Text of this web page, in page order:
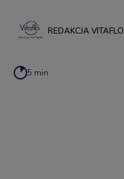
REDAKCJA VITAFLO
5 min